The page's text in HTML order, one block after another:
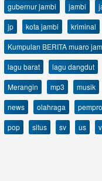
gubernur jambi
jambi
jp
kota jambi kriminal
Kumpulan BERITA muaro
lagu barat
lagu dangdut
Merangin
mp3 musik
news
olahraga
pop
situs sv us